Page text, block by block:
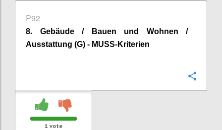
P92
8. Gebäude / Bauen und Wohnen /
Ausstattung (G) - MUSS-Kriterien
1 vote